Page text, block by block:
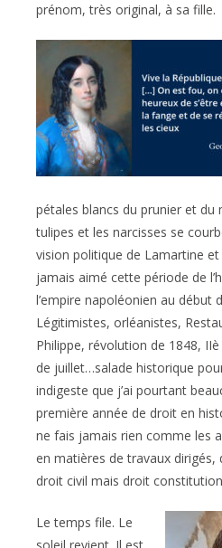
prénom, très original, à sa fille.
pétales blancs du prunier et du
tulipes et les narcisses se
vision politique de Lamartine et
jamais aimé cette période de
l’empire napoléonien au début
Légitimistes, orléanistes,
Philippe, révolution de 1848,
de juillet…salade historique
indigeste que j’ai pourtant
première année de droit en
ne fais jamais rien comme les
en matières de travaux
droit civil mais droit
Le temps file. Le